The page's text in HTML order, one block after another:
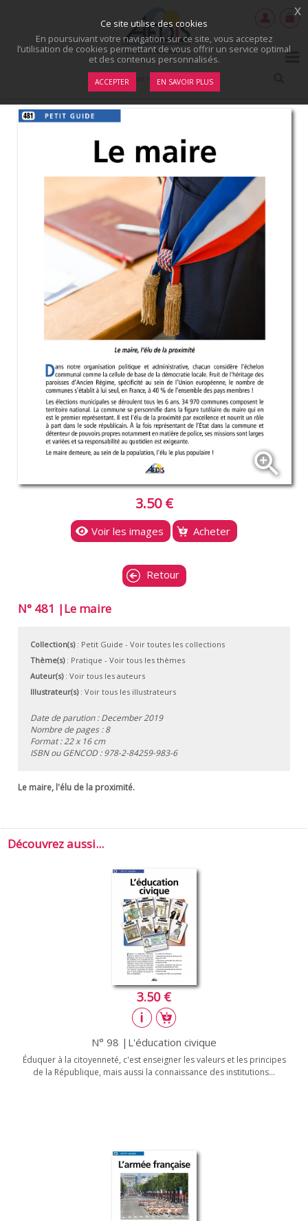
zoom_in
3.50 €
Voir les images Acheter
Retour
N° 481 |Le maire
Collection(s): Petit Guide - Voir toutes les collections
Thème(s): Pratique - Voir tous les thèmes
Auteur(s): Voir tous les auteurs
Illustrateur(s): Voir tous les illustrateurs
Date de parution : December 2019
Nombre de pages : 8
Format : 22 x 16 cm
ISBN ou GENCOD :978-2-84259-983-6
Le maire, l'élu de la proximité.
Découvrez aussi...
3.50 €
N° 98 |L'éducation civique
Éduquer à la citoyenneté, c'est enseigner les valeurs et les principes
de la République, mais aussi la connaissance des institutions...
Ce site utilise des cookies
En poursuivant votre navigation sur ce site, vous acceptez
l’utilisation de cookies permettant de vous offrir un service optimal
et des contenus personnalisés.
ACCEPTER EN SAVOIR PLUS
x